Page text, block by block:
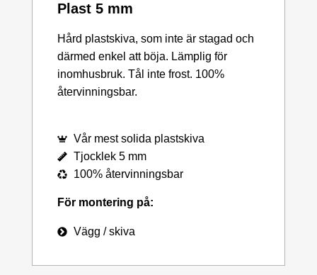
Plast 5 mm
Hård plastskiva, som inte är stagad och
därmed enkel att böja. Lämplig för
inomhusbruk. Tål inte frost. 100%
återvinningsbar.
Vår mest solida plastskiva
Tjocklek 5 mm
100% återvinningsbar
För montering på:
Vägg / skiva